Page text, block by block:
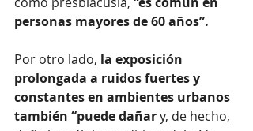
personas mayores de 60 años”.
Por otro lado, la exposición
prolongada a ruidos fuertes y
constantes en ambientes urbanos
también “puede dañar y, de hecho,